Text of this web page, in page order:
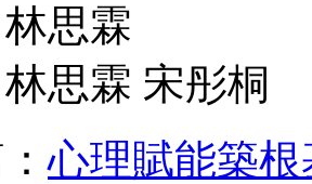
思霖
思霖 宋彤桐
：心理賦能築